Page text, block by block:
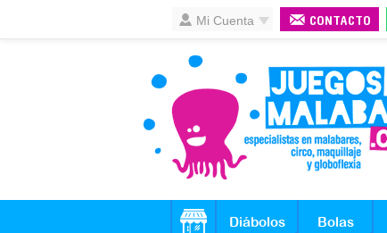
Mi Cuenta CONTACTO
Diábolos Bolas